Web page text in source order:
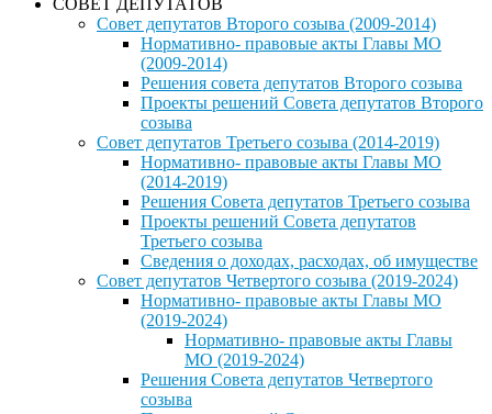
СОВЕТ ДЕПУТАТОВ
Совет депутатов Второго созыва (2009-2014)
Нормативно- правовые акты Главы МО
(2009-2014)
Решения совета депутатов Второго созыва
Проекты решений Совета депутатов Второго
созыва
Совет депутатов Третьего созыва (2014-2019)
Нормативно- правовые акты Главы МО
(2014-2019)
Решения Совета депутатов Третьего созыва
Проекты решений Совета депутатов
Третьего созыва
Сведения о доходах, расходах, об имуществе
Совет депутатов Четвертого созыва (2019-2024)
Нормативно- правовые акты Главы МО
(2019-2024)
Нормативно- правовые акты Главы
МО (2019-2024)
Решения Совета депутатов Четвертого
созыва